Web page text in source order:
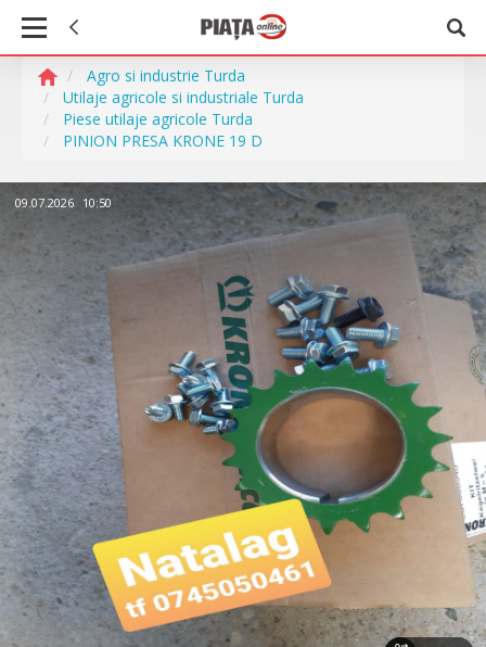
Agro si industrie Turda
Utilaje agricole si industriale Turda
Piese utilaje agricole Turda
PINION PRESA KRONE 19 D
09.07.2026 10:50